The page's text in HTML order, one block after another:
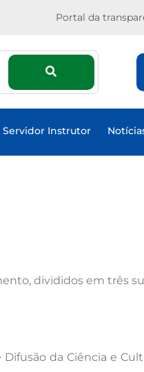
Portal da
Servidor Instrutor
divididos em três
da Ciência e